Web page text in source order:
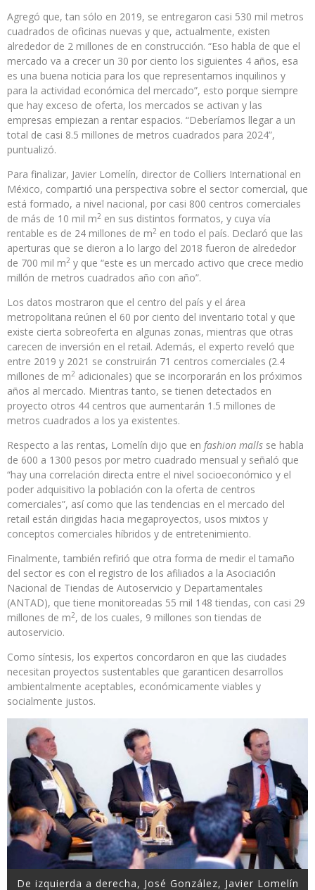
Agregó que, tan sólo en 2019, se entregaron casi 530 mil metros
cuadrados de oficinas nuevas y que, actualmente, existen
alrededor de 2 millones de en construcción. “Eso habla de que el
mercado va a crecer un 30 por ciento los siguientes 4 años, esa
es una buena noticia para los que representamos inquilinos y
para la actividad económica del mercado”, esto porque siempre
que hay exceso de oferta, los mercados se activan y las
empresas empiezan a rentar espacios. “Deberíamos llegar a un
total de casi 8.5 millones de metros cuadrados para 2024”,
puntualizó.
Para finalizar, Javier Lomelín, director de Colliers International en
México, compartió una perspectiva sobre el sector comercial, que
está formado, a nivel nacional, por casi 800 centros comerciales
de más de 10 mil m2 en sus distintos formatos, y cuya vía
rentable es de 24 millones de m2 en todo el país. Declaró que las
aperturas que se dieron a lo largo del 2018 fueron de alrededor
de 700 mil m2 y que “este es un mercado activo que crece medio
millón de metros cuadrados año con año”.
Los datos mostraron que el centro del país y el área
metropolitana reúnen el 60 por ciento del inventario total y que
existe cierta sobreoferta en algunas zonas, mientras que otras
carecen de inversión en el retail. Además, el experto reveló que
entre 2019 y 2021 se construirán 71 centros comerciales (2.4
millones de m2 adicionales) que se incorporarán en los próximos
años al mercado. Mientras tanto, se tienen detectados en
proyecto otros 44 centros que aumentarán 1.5 millones de
metros cuadrados a los ya existentes.
Respecto a las rentas, Lomelín dijo que en fashion malls se habla
de 600 a 1300 pesos por metro cuadrado mensual y señaló que
“hay una correlación directa entre el nivel socioeconómico y el
poder adquisitivo la población con la oferta de centros
comerciales”, así como que las tendencias en el mercado del
retail están dirigidas hacia megaproyectos, usos mixtos y
conceptos comerciales híbridos y de entretenimiento.
Finalmente, también refirió que otra forma de medir el tamaño
del sector es con el registro de los afiliados a la Asociación
Nacional de Tiendas de Autoservicio y Departamentales
(ANTAD), que tiene monitoreadas 55 mil 148 tiendas, con casi 29
millones de m2, de los cuales, 9 millones son tiendas de
autoservicio.
Como síntesis, los expertos concordaron en que las ciudades
necesitan proyectos sustentables que garanticen desarrollos
ambientalmente aceptables, económicamente viables y
socialmente justos.
De izquierda a derecha, José González, Javier Lomelín